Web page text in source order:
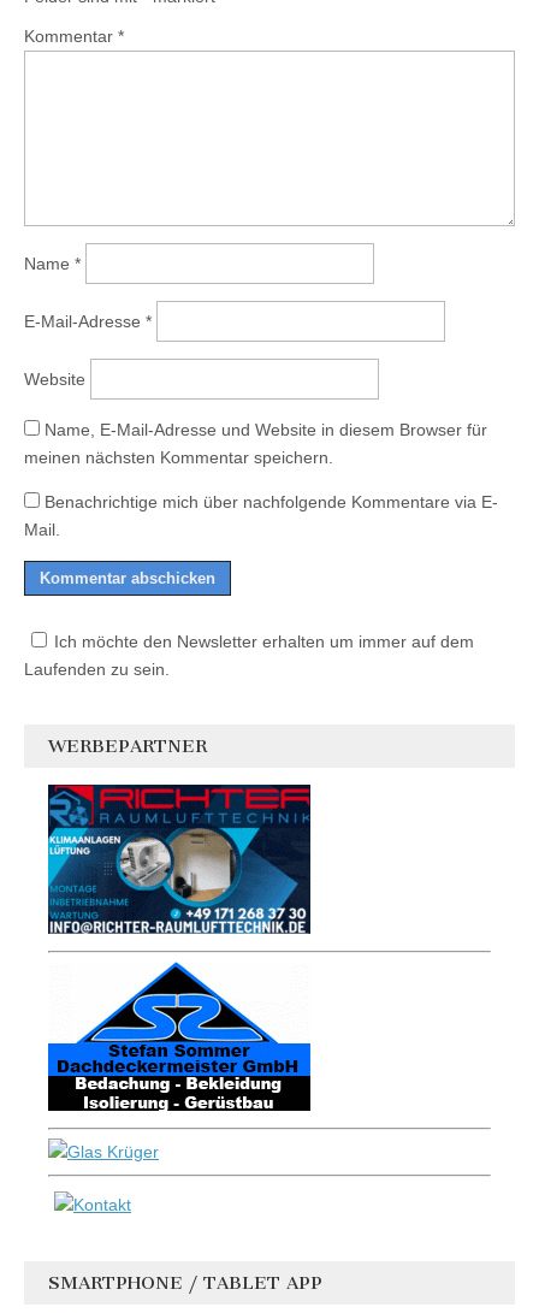
Kommentar *
Name *
E-Mail-Adresse *
Website
Name, E-Mail-Adresse und Website in diesem Browser für
meinen nächsten Kommentar speichern.
Benachrichtige mich über nachfolgende Kommentare via E-
Mail.
Ich möchte den Newsletter erhalten um immer auf dem
Laufenden zu sein.
WERBEPARTNER
SMARTPHONE / TABLET APP